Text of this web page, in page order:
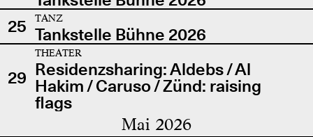
25
TANZ
Tankstelle Bühne 2026
29
THEATER
Residenzsharing: Aldebs / Al
Hakim / Caruso / Zünd: raising
flags
Mai 2026